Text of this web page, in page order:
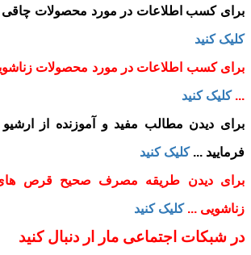
برای کسب اطلاعات در مورد محصولات چاقی
کلیک کنید
برای کسب اطلاعات در مورد محصولات
...کلیک کنید
برای دیدن مطالب مفید و آموزنده از ارشیو
فرمایید ...کلیک کنید
برای دیدن طریقه مصرف صحیح قرص
زناشویی ...کلیک کنید
در شبکات اجتماعی مار ار دنبال کنید